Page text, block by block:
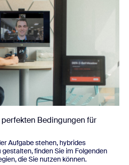
Bedingungen für
Aufgabe stehen, hybrides
finden Sie im Folgenden
die Sie nutzen können.